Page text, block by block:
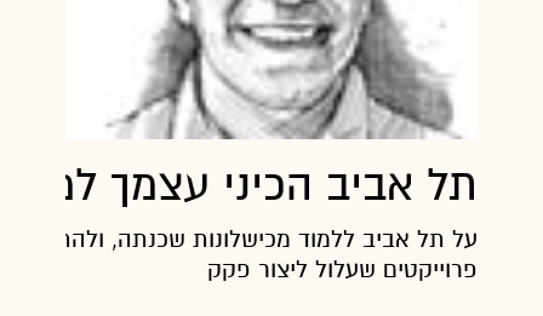
תל אביב הכיני עצמך
על תל אביב ללמוד מכישלונות שכנתה, ולהתכונן
פרוייקטים שעלול ליצור פקק